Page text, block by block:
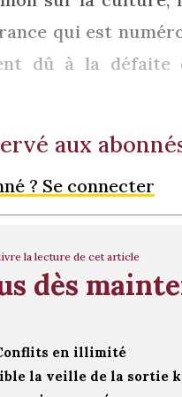
qui est numéro
dû à la
aux
? Se connecter
la lecture de cet article
dès
en illimité
la veille de la sortie